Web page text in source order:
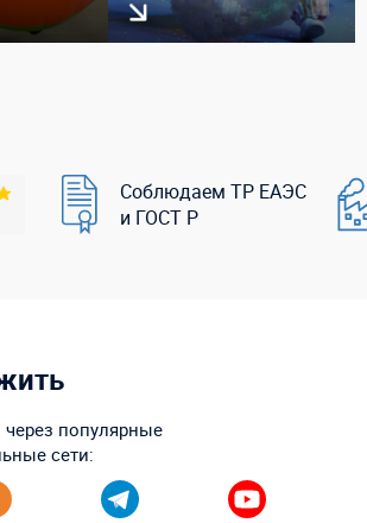
Соблюдаем ТР ЕАЭС
и ГОСТ Р
популярные
сети: